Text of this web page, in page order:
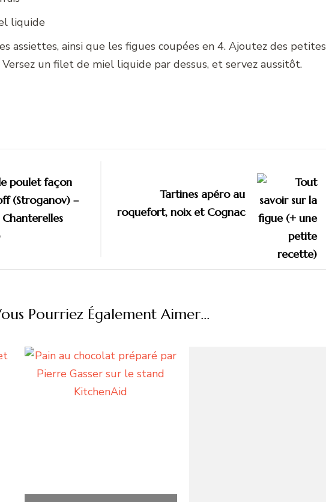
liquide
assiettes, ainsi que les figues coupées en 4. Ajoutez des petites
un filet de miel liquide par dessus, et servez aussitôt.
poulet façon
(Stroganov) –
Tartines apéro au
roquefort, noix et Cognac
Pourriez Également Aimer...